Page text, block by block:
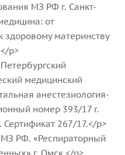
МЗ РФ г. Санкт-
от
здоровому материнству
p>
медицинский
анестезиология-
номер 393/17 г.
Сертификат 267/17.</p>
РФ. «Респираторный